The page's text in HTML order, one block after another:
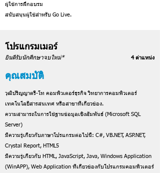
ผู้ใช้การฝึกอบรม
สนับสนุนผู้ใช้สำหรับ Go Live.
โปรแกรมเมอร์
4 ตำแหน่ง
ยินดีรับนักศึกษาจบใหม่*
คุณสมบัติ
วุฒิปริญญาตรี-โท คอมพิวเตอร์ธุรกิจ วิทยาการคอมพิวเตอร์
เทคโนโลยีสารสนเทศ หรือสาขาที่เกี่ยวข้อง.
ความสามารถในการใช้ฐานข้อมูลเชิงสัมพันธ์ (Microsoft SQL
Server)
มีความรู้เกี่ยวกับภาษาโปรแกรมต่อไปนี้: C#, VB.NET, ASP.NET,
Crystal Report, HTML5
มีความรู้เกี่ยวกับ HTML, JavaScript, Java, Windows Application
(WinAPP), Web Application ที่เกี่ยวข้องกับโปรแกรมคอมพิวเตอร์